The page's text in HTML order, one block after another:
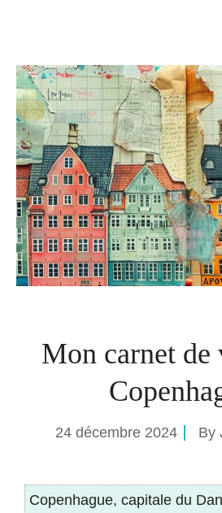
Mon carnet de
24 décembre 2024 By
Copenhague, capitale du